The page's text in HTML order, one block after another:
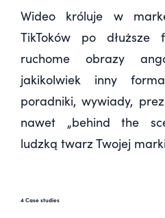
Wideo króluje w
TikToków po dłuższe
ruchome obrazy
jakikolwiek inny
poradniki, wywiady,
nawet „behind the
ludzką twarz Twojej
4 Case studies